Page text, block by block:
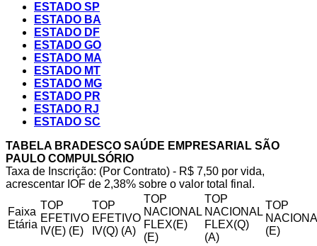
ESTADO SP
ESTADO BA
ESTADO DF
ESTADO GO
ESTADO MA
ESTADO MT
ESTADO MG
ESTADO PR
ESTADO RJ
ESTADO SC
TABELA BRADESCO SAÚDE EMPRESARIAL SÃO
PAULO COMPULSÓRIO
Taxa de Inscrição: (Por Contrato) - R$ 7,50 por vida,
acrescentar IOF de 2,38% sobre o valor total final.
Faixa
Etária
TOP
EFETIVO
IV(E) (E)
TOP
EFETIVO
IV(Q) (A)
TOP
NACIONAL
FLEX(E)
(E)
TOP
NACIONAL
FLEX(Q)
(A)
TOP
(E)